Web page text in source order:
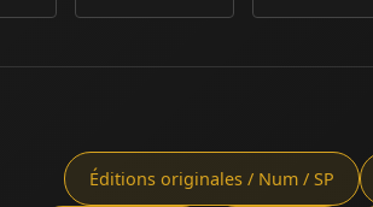
Éditions originales / Num / SP